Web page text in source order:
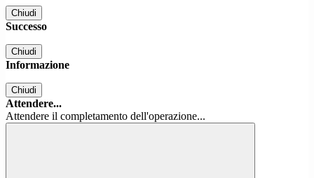
Chiudi
Successo
Chiudi
Informazione
Chiudi
Attendere...
Attendere il completamento dell'operazione...